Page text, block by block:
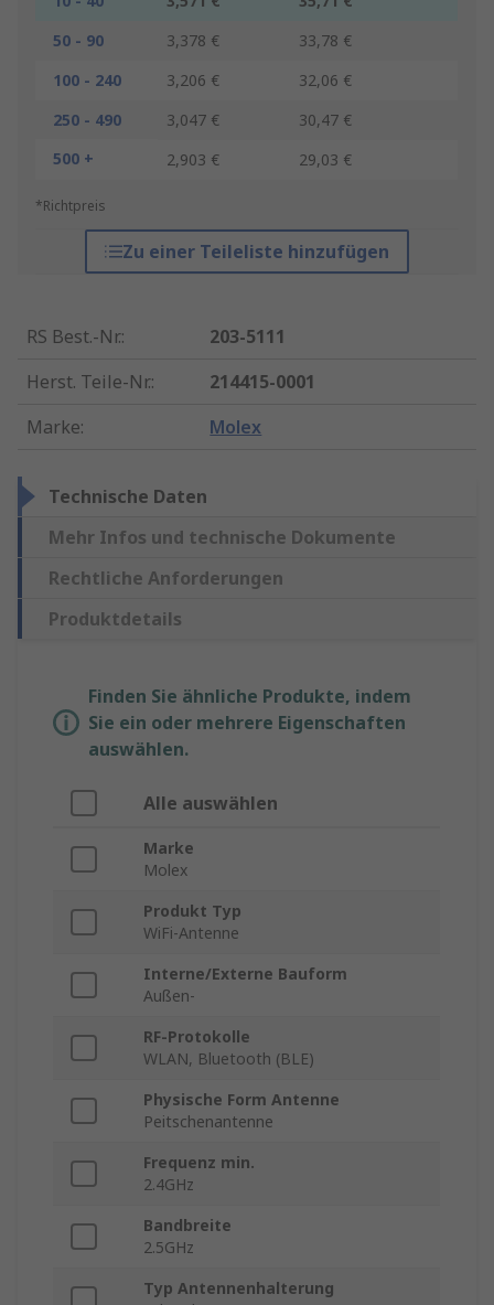
50 - 90
3,378 €
33,78 €
100 - 240
3,206 €
32,06 €
250 - 490
3,047 €
30,47 €
500 +
2,903 € 29,03 €
*Richtpreis
Zu einer Teileliste hinzufügen
RS Best.-Nr.:
203-5111
Herst. Teile-Nr.:
214415-0001
Marke: Molex
Technische Daten
Mehr Infos und technische Dokumente
Rechtliche Anforderungen
Produktdetails
Finden Sie ähnliche Produkte, indem
Sie ein oder mehrere Eigenschaften
auswählen.
Alle auswählen
Marke
Molex
Produkt Typ
WiFi-Antenne
Interne/Externe Bauform
Außen-
RF-Protokolle
WLAN, Bluetooth (BLE)
Physische Form Antenne
Peitschenantenne
Frequenz min.
2.4GHz
Bandbreite
2.5GHz
Typ Antennenhalterung